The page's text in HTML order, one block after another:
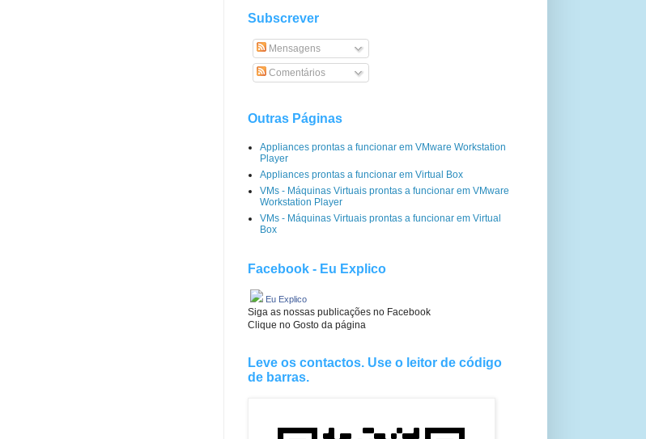
Subscrever
Mensagens
Comentários
Outras Páginas
Appliances prontas a funcionar em VMware Workstation
Player
Appliances prontas a funcionar em Virtual Box
VMs - Máquinas Virtuais prontas a funcionar em VMware
Workstation Player
VMs - Máquinas Virtuais prontas a funcionar em Virtual
Box
Facebook - Eu Explico
Eu Explico
Siga as nossas publicações no Facebook
Clique no Gosto da página
Leve os contactos. Use o leitor de código
de barras.